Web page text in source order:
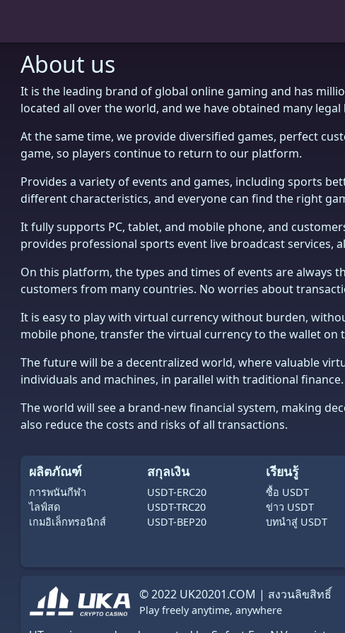
About us
It is the leading brand of global online gaming and has
located all over the world, and we have obtained many
At the same time, we provide diversified games, perfect
game, so players continue to return to our platform.
Provides a variety of events and games, including sports
different characteristics, and everyone can find the right
It fully supports PC, tablet, and mobile phone, and
provides professional sports event live broadcast services,
On this platform, the types and times of events are always
customers from many countries. No worries about
It is easy to play with virtual currency without burden,
mobile phone, transfer the virtual currency to the wallet on
The future will be a decentralized world, where valuable
individuals and machines, in parallel with traditional finance.
The world will see a brand-new financial system, making
also reduce the costs and risks of all transactions.
ผลิตภัณฑ์
การพนันกีฬา
ไลฟ์สด
เกมอิเล็กทรอนิกส์
สกุลเงิน
USDT-ERC20
USDT-TRC20
USDT-BEP20
เรียนรู้
ซื้อ USDT
ข่าว USDT
บทนำสู่ USDT
© 2022 UK20201.COM | สงวนลิขสิทธิ์
Play freely anytime, anywhere